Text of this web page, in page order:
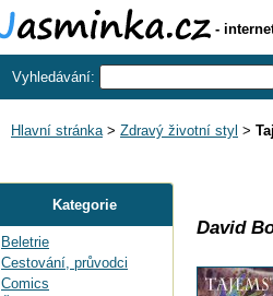
-
Vyhledávání:
Hlavní stránka> Zdravý životní styl >
Kategorie
Beletrie
Cestování, průvodci
Comics
David